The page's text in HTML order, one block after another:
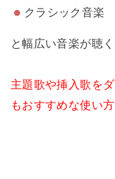
クラシック音楽
と幅広い音楽が聴
主題歌や挿入歌を
もおすすめな使い方